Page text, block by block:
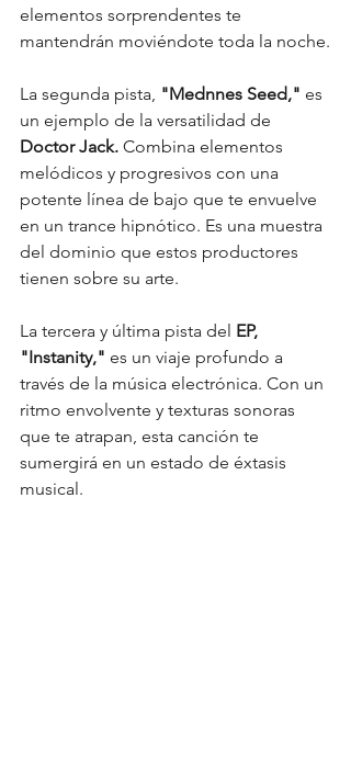
elementos sorprendentes te
mantendrán moviéndote toda la noche.
La segunda pista, "Mednnes Seed," es
un ejemplo de la versatilidad de
Doctor Jack. Combina elementos
melódicos y progresivos con una
potente línea de bajo que te envuelve
en un trance hipnótico. Es una muestra
del dominio que estos productores
tienen sobre su arte.
La tercera y última pista del EP,
"Instanity," es un viaje profundo a
través de la música electrónica. Con un
ritmo envolvente y texturas sonoras
que te atrapan, esta canción te
sumergirá en un estado de éxtasis
musical.